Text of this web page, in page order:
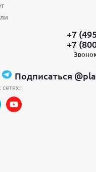
+7
+7
Подписаться